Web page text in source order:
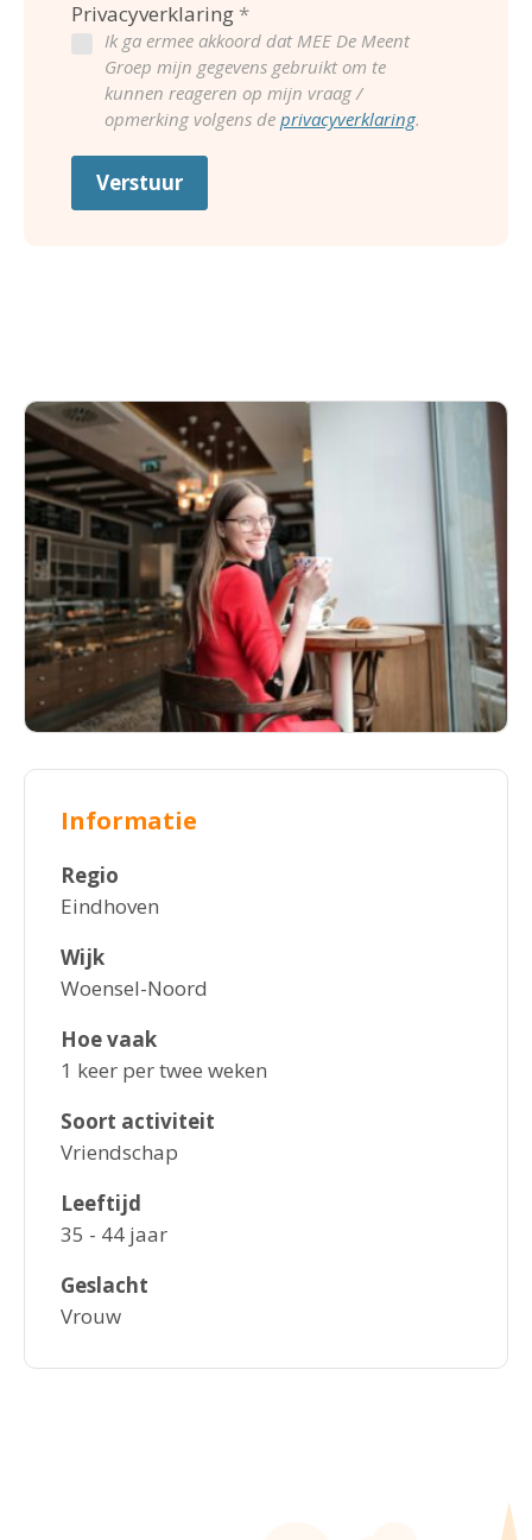
Privacyverklaring
Ik ga ermee akkoord dat MEE De Meent
Groep mijn gegevens gebruikt om te
kunnen reageren op mijn vraag /
opmerking volgens de privacyverklaring.
Verstuur
Informatie
Regio
Eindhoven
Wijk
Woensel-Noord
Hoe vaak
1 keer per twee weken
Soort activiteit
Vriendschap
Leeftijd
35 - 44 jaar
Geslacht
Vrouw